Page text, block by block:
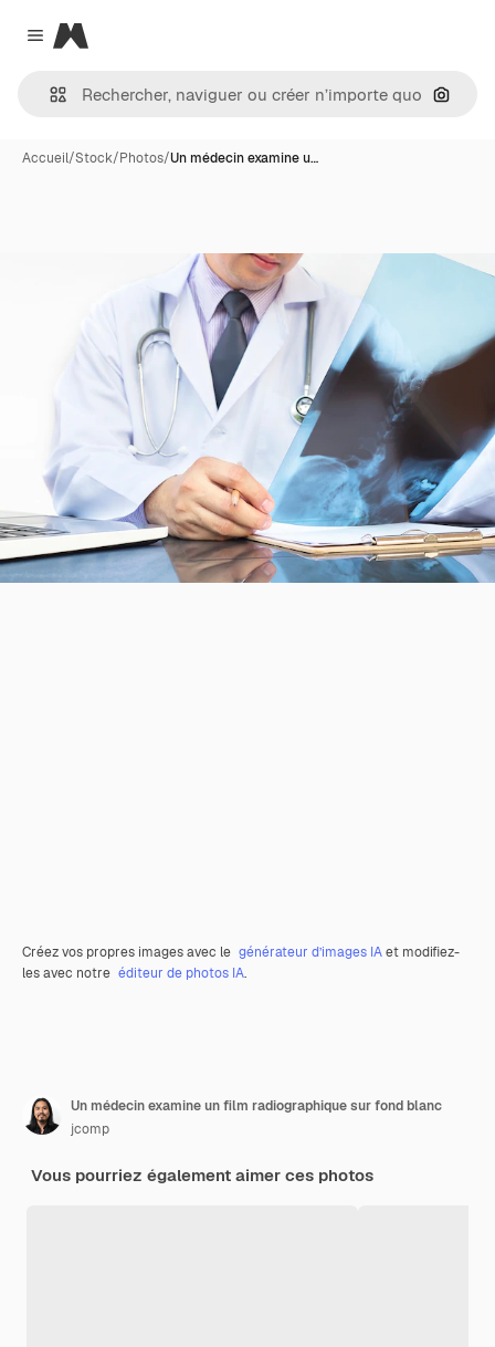
Close menu
Magnific
Accueil/Stock/Photos/Un médecin examine u…
Créez vos propres images avec le générateur d’images IAet modifiez-
les avec notre éditeur de photos IA.
Un médecin examine un film radiographique sur fond blanc
jcomp
Vous pourriez également aimer ces photos